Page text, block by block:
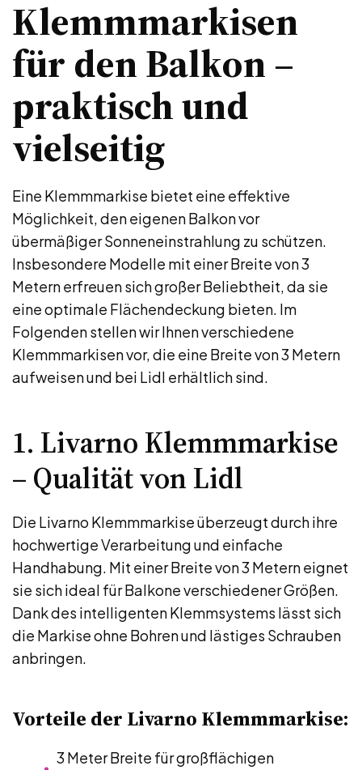
Klemmmarkisen
für den Balkon –
praktisch und
vielseitig
Eine Klemmmarkise bietet eine effektive
Möglichkeit, den eigenen Balkon vor
übermäßiger Sonneneinstrahlung zu schützen.
Insbesondere Modelle mit einer Breite von 3
Metern erfreuen sich großer Beliebtheit, da sie
eine optimale Flächendeckung bieten. Im
Folgenden stellen wir Ihnen verschiedene
Klemmmarkisen vor, die eine Breite von 3 Metern
aufweisen und bei Lidl erhältlich sind.
1. Livarno Klemmmarkise
– Qualität von Lidl
Die Livarno Klemmmarkise überzeugt durch ihre
hochwertige Verarbeitung und einfache
Handhabung. Mit einer Breite von 3 Metern eignet
sie sich ideal für Balkone verschiedener Größen.
Dank des intelligenten Klemmsystems lässt sich
die Markise ohne Bohren und lästiges Schrauben
anbringen.
Vorteile der Livarno Klemmmarkise:
3 Meter Breite für großflächigen